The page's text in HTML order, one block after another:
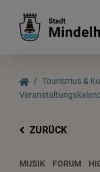
Tourismus &
ZURÜCK
MUSIK FORUM